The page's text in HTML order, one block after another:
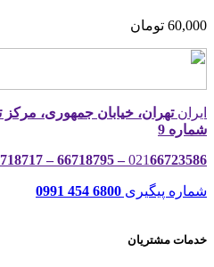
60,000 تومان
ایرانتهران، خیابان جمهوری،
شماره 9
02166723586 – 66718795 – 66718717
شماره پیگیری 6800 454 0991
خدمات مشتریان